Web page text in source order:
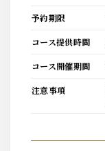
予約期限
コース提供時間
コース開催期間
注意事項